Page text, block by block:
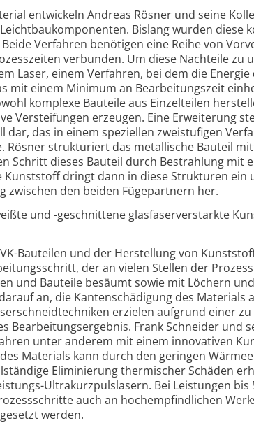
entwickeln Andreas Rösner und seine
Bislang wurden diese
Verfahren benötigen eine Reihe von
verbunden. Um diese Nachteile zu
Laser, einem Verfahren, bei dem die
mit einem Minimum an Bearbeitungszeit
komplexe Bauteile aus Einzelteilen
Versteifungen erzeugen. Eine Erweiterung
dar, das in einem speziellen zweistufigen
Rösner strukturiert das metallische Bauteil
Schritt dieses Bauteil durch Bestrahlung mit
dringt dann in diese Strukturen ein
zwischen den beiden Fügepartnern her.
und -geschnittene glasfaserverstarkte
Bauteilen und der Herstellung von
der an vielen Stellen der
und Bauteile besäumt sowie mit Löchern
an, die Kantenschädigung des Materials
erzielen aufgrund einer
Bearbeitungsergebnis. Frank Schneider und
unter anderem mit einem innovativen
Materials kann durch den geringen
Eliminierung thermischer Schäden
Ultrakurzpulslasern. Bei Leistungen bis
auch an hochempfindlichen
werden.